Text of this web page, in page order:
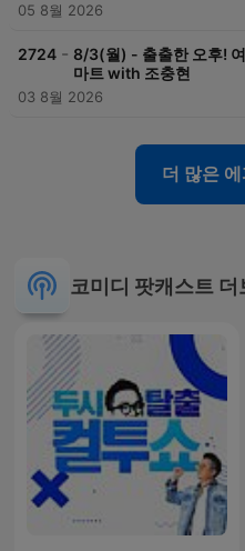
05 8월 2026
2724 - 8/3(월) - 출출한 오후!
마트 with 조충현
03 8월 2026
더 많은
코미디 팟캐스트 더